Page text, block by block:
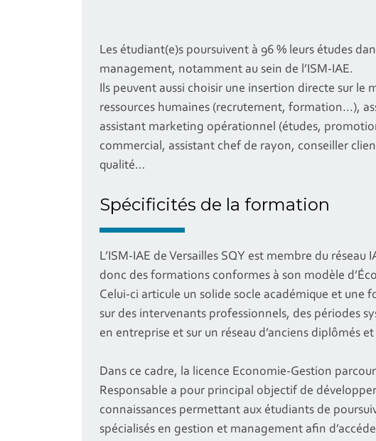
Les étudiant(e)s poursuivent à 96 % leurs études
management, notamment au sein de l’ISM-IAE.
Ils peuvent aussi choisir une insertion directe sur le
ressources humaines (recrutement, formation...),
assistant marketing opérationnel (études,
commercial, assistant chef de rayon, conseiller
qualité…
Spécificités de la formation
L’ISM-IAE de Versailles SQY est membre du réseau
donc des formations conformes à son modèle
Celui-ci articule un solide socle académique et une
sur des intervenants professionnels, des périodes
en entreprise et sur un réseau d’anciens diplômés
Dans ce cadre, la licence Economie-Gestion
Responsable a pour principal objectif de
connaissances permettant aux étudiants de
spécialisés en gestion et management afin